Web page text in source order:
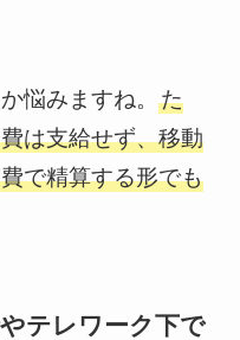
悩みますね。 た
は支給せず、移動
で精算する形でも
テレワーク下で